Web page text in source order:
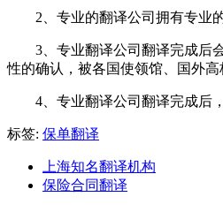
2、 专业的翻译公司拥有专业
3、 专业翻译公司翻译完成后
性的确认，被各国使领馆、国外
4、 专业翻译公司翻译完成后
标签: 保单翻译
上海知名翻译机构
保险合同翻译